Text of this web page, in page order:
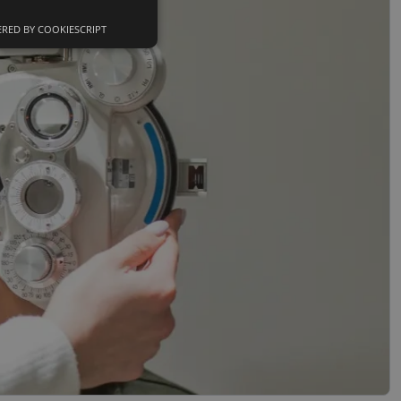
Neklasifikuoti
slapukai
slapukai
Jūsų įrenginį,
Šie slapukai
slapukų
slapukų
BY COOKIESCRIPT